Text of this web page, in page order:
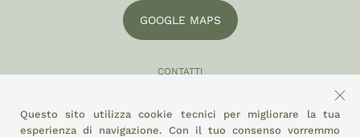
GOOGLE MAPS
CONTATTI
info@eltamiso.it
Questo sito utilizza cookie tecnici per migliorare la tua
esperienza di navigazione. Con il tuo consenso vorremmo